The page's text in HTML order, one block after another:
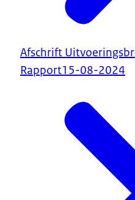
Afschrift
Rapport15-08-2024